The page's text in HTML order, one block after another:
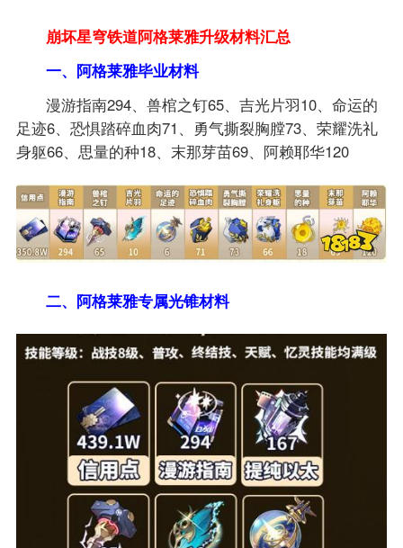
崩坏星穹铁道阿格莱雅升级材料汇总
一、阿格莱雅毕业材料
漫游指南294、兽棺之钉65、吉光片羽10、命运的
足迹6、恐惧踏碎血肉71、勇气撕裂胸膛73、荣耀洗礼
身躯66、思量的种18、末那芽苗69、阿赖耶华120
二、阿格莱雅专属光锥材料